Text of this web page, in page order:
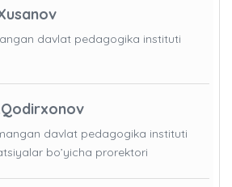
davlat pedagogika instituti
davlat pedagogika instituti
bo’yicha prorektori